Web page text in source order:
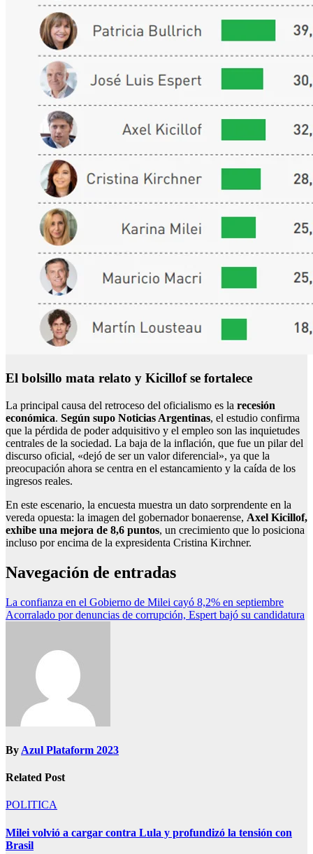
El bolsillo mata relato y Kicillof se fortalece
La principal causa del retroceso del oficialismo es la recesión
económica. Según supo Noticias Argentinas, el estudio confirma
que la pérdida de poder adquisitivo y el empleo son las inquietudes
centrales de la sociedad. La baja de la inflación, que fue un pilar del
discurso oficial, «dejó de ser un valor diferencial», ya que la
preocupación ahora se centra en el estancamiento y la caída de los
ingresos reales.
En este escenario, la encuesta muestra un dato sorprendente en la
vereda opuesta: la imagen del gobernador bonaerense, Axel Kicillof,
exhibe una mejora de 8,6 puntos, un crecimiento que lo posiciona
incluso por encima de la expresidenta Cristina Kirchner.
Navegación de entradas
La confianza en el Gobierno de Milei cayó 8,2% en septiembre
Acorralado por denuncias de corrupción, Espert bajó su candidatura
By Azul Plataform 2023
Related Post
POLITICA
Milei volvió a cargar contra Lula y profundizó la tensión con
Brasil